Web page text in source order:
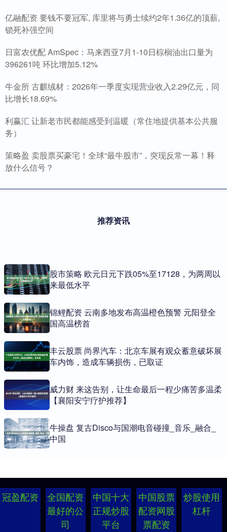
亿融配资 要钱不要冠军, 库里将与勇士续约2年1.36亿的顶薪,
锁死补强空间
日富农优配 AmSpec：马来西亚7月1-10日棕榈油出口量为
396261吨 环比增加5.12%
牛金所 古麒绒材：2026年一季度实现营业收入2.29亿元，同
比增长18.69%
利赢汇 让新老市民都能感受到温暖（常住地提供基本公共服
务）
策略盈 卖股票买豪宅！全球“最牛股市”，突现反常一幕！释
放什么信号？
推荐资讯
股市策略 欧元日元下跌05%至17128，为两周以
来最低水平
锦鲤配资 云南多地发布高温橙色预警 元阳登全
国高温榜首
丰云股票 尚界汽车：北京车展有观众蓄意破坏展
车内饰，造成车辆损伤，已取证
威力财 来这告别，让生命最后一程少痛苦多温柔
【襄阳安宁疗护推荐】
牛操盘 复古Disco与国潮电音碰撞_音乐_融合_
中国
冠盈配资
全国配资
最好的公
司
中国十大
正规炒股
平台
中国股票
配资网股
票配资
炒股使用
杠杆